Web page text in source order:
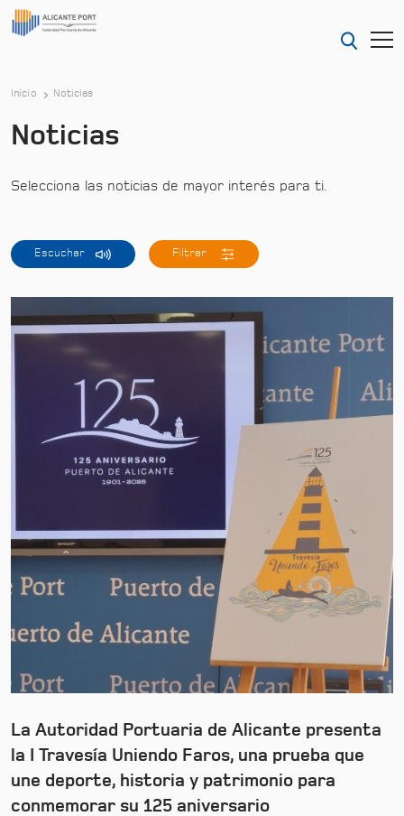
Inicio Noticias
Noticias
Selecciona las noticias de mayor interés para ti.
Escuchar Filtrar
La Autoridad Portuaria de Alicante presenta
la I Travesía Uniendo Faros, una prueba que
une deporte, historia y patrimonio para
conmemorar su 125 aniversario